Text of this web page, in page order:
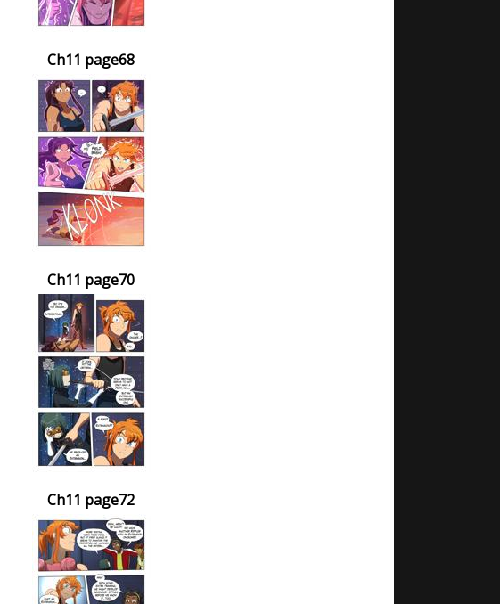
Ch11 page68
Ch11 page70
Ch11 page72